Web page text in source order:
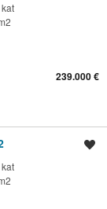
239.000 €